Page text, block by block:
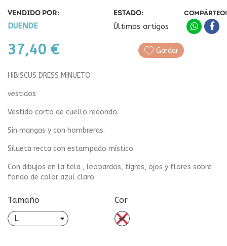
VENDIDO POR:
DUENDE
ESTADO:
Últimos artigos
37,40 €
COMPÁRTEO!
Gardar
HIBISCUS DRESS MINUETO
vestidos
Vestido corto de cuello redondo.
Sin mangas y con hombreras.
Silueta recta con estampado místico.
Con dibujos en la tela , leopardos, tigres, ojos y flores sobre
fondo de color azul claro.
Tamaño Cor
sen
cor